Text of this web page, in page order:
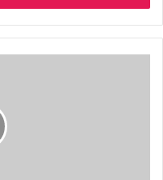
ا
ی
م